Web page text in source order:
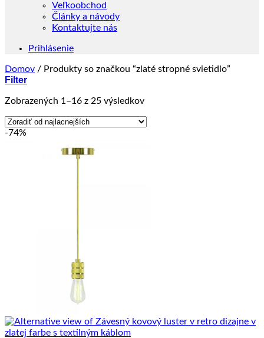
Veľkoobchod
Články a návody
Kontaktujte nás
Prihlásenie
Domov / Produkty so značkou “zlaté stropné svietidlo”
Filter
Zobrazených 1–16 z 25 výsledkovZoradené
ceny:
-74%